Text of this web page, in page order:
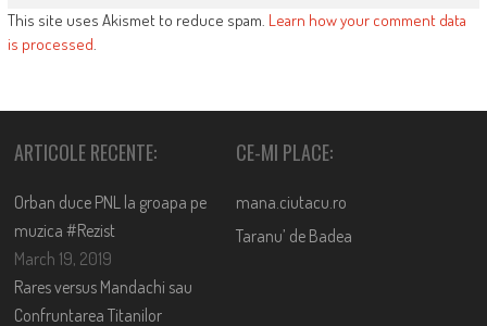
This site uses Akismet to reduce spam. Learn how your comment data
is processed.
ARTICOLE RECENTE:
Orban duce PNL la groapa pe
muzica #Rezist
March 19, 2019
Rares versus Mandachi sau
Confruntarea Titanilor
CE-MI PLACE:
mana.ciutacu.ro
Taranu’ de Badea